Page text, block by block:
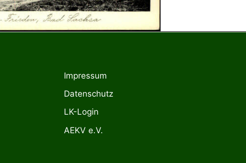
Impressum
Datenschutz
LK-Login
AEKV e.V.